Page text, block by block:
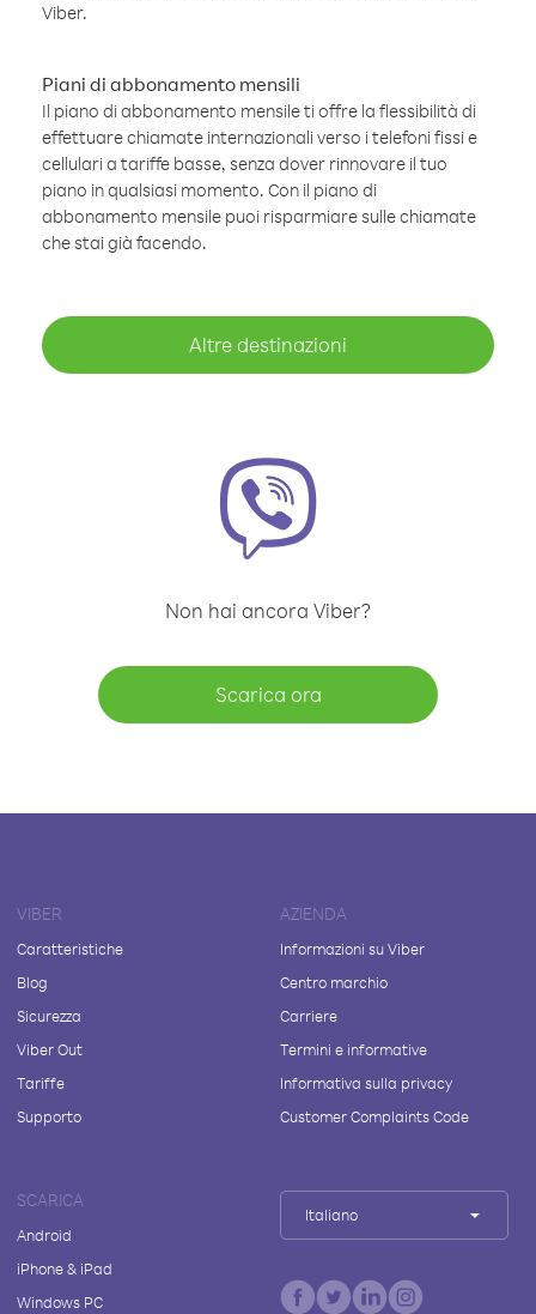
Viber.
Piani di abbonamento mensili
Il piano di abbonamento mensile ti offre la flessibilità di
effettuare chiamate internazionali verso i telefoni fissi e
cellulari a tariffe basse, senza dover rinnovare il tuo
piano in qualsiasi momento. Con il piano di
abbonamento mensile puoi risparmiare sulle chiamate
che stai già facendo.
Altre destinazioni
Non hai ancora Viber?
Scarica ora
VIBER
Caratteristiche
Blog
Sicurezza
Viber Out
Tariffe
Supporto
AZIENDA
Informazioni su Viber
Centro marchio
Carriere
Termini e informative
Informativa sulla privacy
Customer Complaints Code
SCARICA
Android
iPhone & iPad
Windows PC
Italiano